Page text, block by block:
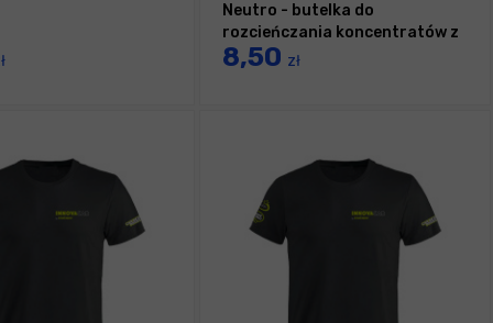
Neutro - butelka do
rozcieńczania koncentratów z
podziałką
8,50 zł